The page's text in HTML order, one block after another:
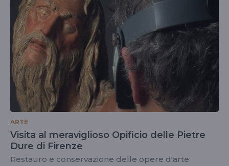
ARTE
Visita al meraviglioso Opificio delle Pietre
Dure di Firenze
Restauro e conservazione delle opere d'arte